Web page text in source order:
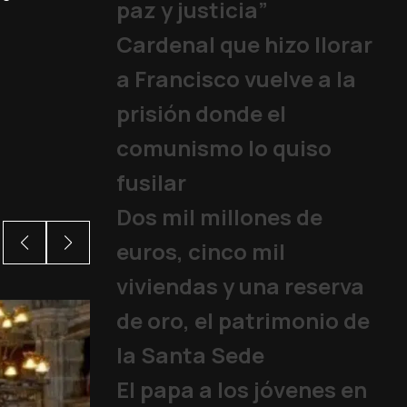
paz y justicia”
Cardenal que hizo llorar
a Francisco vuelve a la
prisión donde el
comunismo lo quiso
fusilar
Dos mil millones de
euros, cinco mil
viviendas y una reserva
de oro, el patrimonio de
la Santa Sede
El papa a los jóvenes en